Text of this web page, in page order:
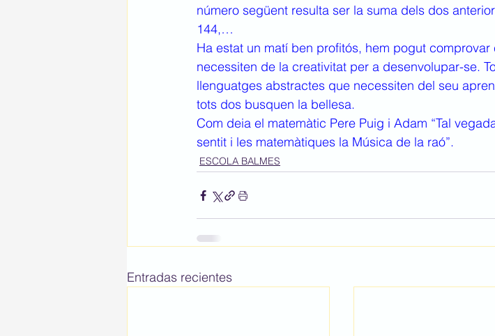
número següent resulta ser la suma dels dos
144,…
Ha estat un matí ben profitós, hem pogut
necessiten de la creativitat per a desenvolupar-se.
llenguatges abstractes que necessiten del seu
tots dos busquen la bellesa.
Com deia el matemàtic Pere Puig i Adam “Tal
sentit i les matemàtiques la Música de la raó”.
ESCOLA BALMES
Entradas recientes